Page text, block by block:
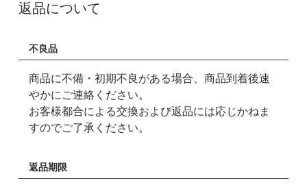
返品について
不良品
商品に不備・初期不良がある場合、商品到着後速
やかにご連絡ください。
お客様都合による交換および返品には応じかねま
すのでご了承ください。
返品期限